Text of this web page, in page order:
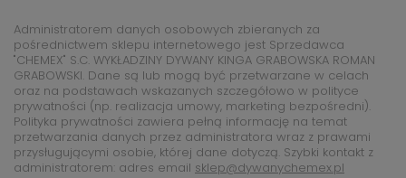
Administratorem danych osobowych zbieranych za
pośrednictwem sklepu internetowego jest Sprzedawca
"CHEMEX" S.C. WYKŁADZINY DYWANY KINGA GRABOWSKA ROMAN
GRABOWSKI. Dane są lub mogą być przetwarzane w celach
oraz na podstawach wskazanych szczegółowo w polityce
prywatności (np. realizacja umowy, marketing bezpośredni).
Polityka prywatności zawiera pełną informację na temat
przetwarzania danych przez administratora wraz z prawami
przysługującymi osobie, której dane dotyczą. Szybki kontakt z
administratorem: adres email sklep@dywanychemex.pl